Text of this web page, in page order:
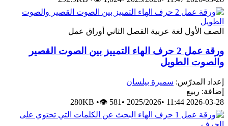
الصف الأول لغة عربية الفصل الثاني أوراق عمل
ورقة عمل 2 حرف الهاء التمييز بين الصوت القصير
والصوت الطويل
إعداد المدرّس: سميرة بيلسان
إضافة: ربيع
2026-03-28 11:44
•
2025/2026
•
280KB •👁 581